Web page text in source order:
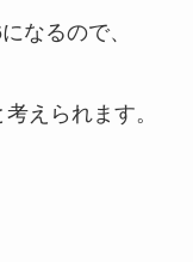
なるので、
えられます。